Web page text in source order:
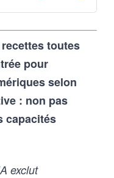
toutes
pour
selon
: non pas
capacités
exclut